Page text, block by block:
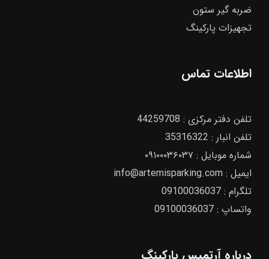
ضربه گیر ستون
تجهیزات پارکینگ
اطلاعات تماس
تلفن دفتر مرکزی :‌ 44259708
تلفن انبار :‌ 35316322
شماره موبایل : ۰۹۱۰۰۰۳۶۰۳۷
ایمیل : info@artemisparking.com
تلگرام : 09100036037
واتساپ : 09100036037
درباره آرتمیس پارکینگ